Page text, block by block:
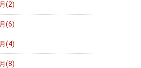
(2)
(6)
(4)
(8)